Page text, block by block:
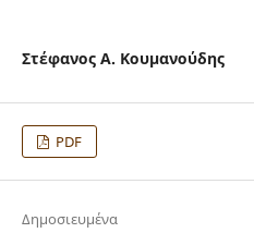
Στέφανος Α. Κουμανούδης
PDF
Δημοσιευμένα